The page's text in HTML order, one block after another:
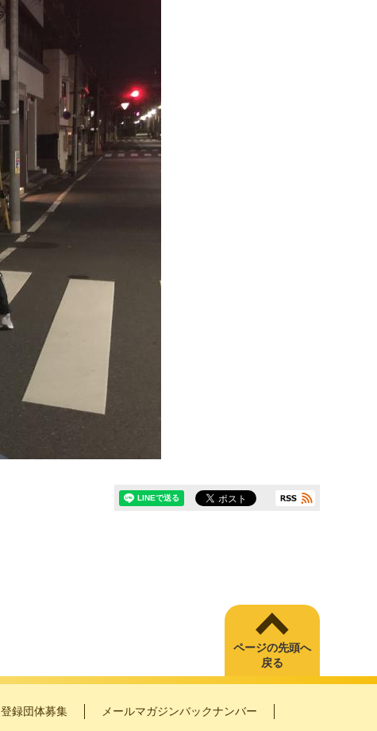
ページの先頭へ
戻る
登録団体募集
メールマガジンバックナンバー